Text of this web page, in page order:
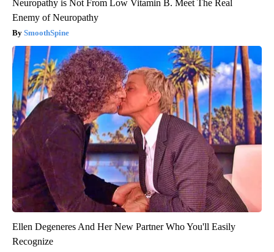
Neuropathy is Not From Low Vitamin B. Meet The Real
Enemy of Neuropathy
SmoothSpine
Ellen Degeneres And Her New Partner Who You'll Easily
Recognize